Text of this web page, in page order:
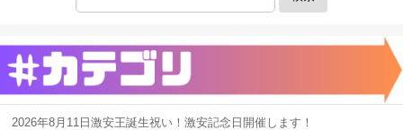
2026年8月11日激安王誕生祝い！激安記念日開催します！